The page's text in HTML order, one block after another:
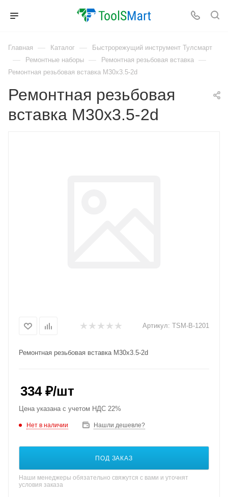
Главная — Каталог — Быстрорежущий инструмент Тулсмарт
— Ремонтные наборы — Ремонтная резьбовая вставка —
Ремонтная резьбовая вставка M30x3.5-2d
Ремонтная резьбовая
вставка M30x3.5-2d
Артикул: TSM-B-1201
Ремонтная резьбовая вставка M30x3.5-2d
334₽/шт
Цена указана с учетом НДС 22%
Нет в наличии Нашли дешевле?
ПОД ЗАКАЗ
Наши менеджеры обязательно свяжутся с вами и уточнят
условия заказа